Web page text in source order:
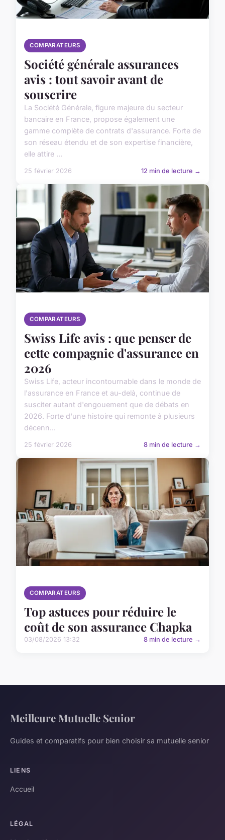
COMPARATEURS
Société générale assurances
avis : tout savoir avant de
souscrire
La Société Générale, figure majeure du secteur
bancaire en France, propose également une
gamme complète de contrats d'assurance. Forte de
son réseau étendu et de son expertise financière,
elle attire ...
25 février 2026 12 min de lecture →
COMPARATEURS
Swiss Life avis : que penser de
cette compagnie d'assurance en
2026
Swiss Life, acteur incontournable dans le monde de
l'assurance en France et au-delà, continue de
susciter autant d'engouement que de débats en
2026. Forte d'une histoire qui remonte à plusieurs
décenn...
25 février 2026 8 min de lecture →
COMPARATEURS
Top astuces pour réduire le
coût de son assurance Chapka
03/08/2026 13:32 8 min de lecture →
Meilleure Mutuelle Senior
Guides et comparatifs pour bien choisir sa mutuelle senior
LIENS
Accueil
LÉGAL